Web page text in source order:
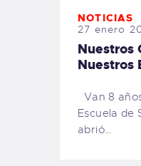
NOTICIAS
27 enero
Nuestros
Nuestros
Van 8
Escuela de
abrió…